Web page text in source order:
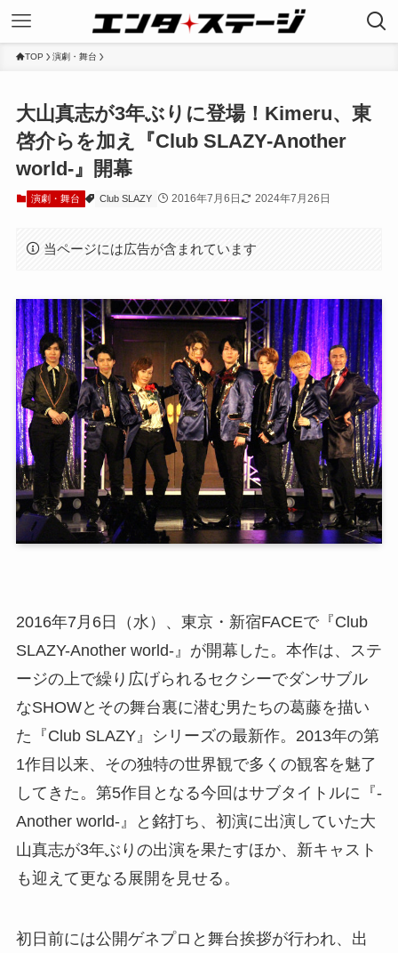
TOP 演劇・舞台
大山真志が3年ぶりに登場！Kimeru、東
啓介らを加え『Club SLAZY-Another
world-』開幕
演劇・舞台 Club SLAZY 2016年7月6日 2024年7月26日
当ページには広告が含まれています
2016年7月6日（水）、東京・新宿FACEで『Club
SLAZY-Another world-』が開幕した。本作は、ステ
ージの上で繰り広げられるセクシーでダンサブル
なSHOWとその舞台裏に潜む男たちの葛藤を描い
た『Club SLAZY』シリーズの最新作。2013年の第
1作目以来、その独特の世界観で多くの観客を魅了
してきた。第5作目となる今回はサブタイトルに『-
Another world-』と銘打ち、初演に出演していた大
山真志が3年ぶりの出演を果たすほか、新キャスト
も迎えて更なる展開を見せる。
初日前には公開ゲネプロと舞台挨拶が行われ、出